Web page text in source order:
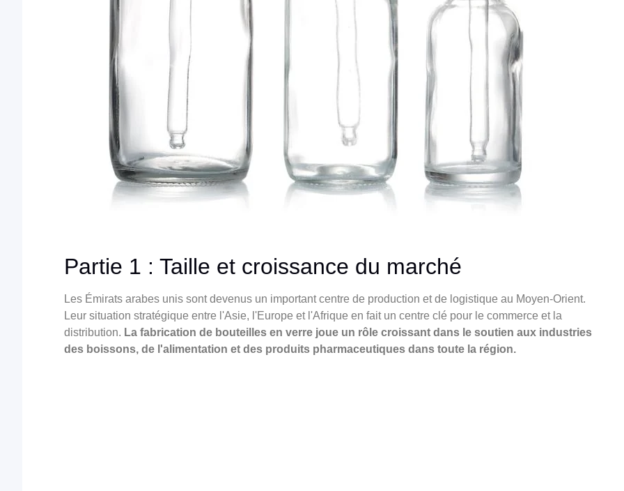
Partie 1 : Taille et croissance du marché
Les Émirats arabes unis sont devenus un important centre de production et de logistique au Moyen-Orient.
Leur situation stratégique entre l'Asie, l'Europe et l'Afrique en fait un centre clé pour le commerce et la
distribution. La fabrication de bouteilles en verre joue un rôle croissant dans le soutien aux industries
des boissons, de l'alimentation et des produits pharmaceutiques dans toute la région.